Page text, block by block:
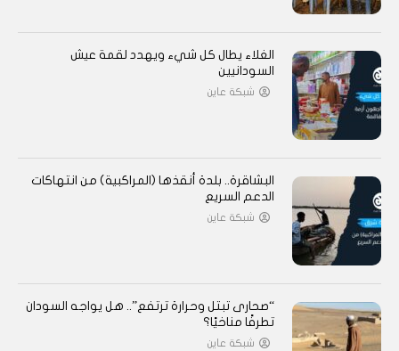
الغلاء يطال كل شيء ويهدد لقمة عيش
السودانيين
شبكة عاين
البشاقرة.. بلدة أنقذها (المراكبية) من انتهاكات
الدعم السريع
شبكة عاين
“صحارى تبتل وحرارة ترتفع”.. هل يواجه السودان
تطرفًا مناخيًا؟
شبكة عاين